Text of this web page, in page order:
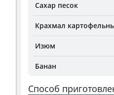
Сахар песок
Крахмал
Изюм
Банан
Способ